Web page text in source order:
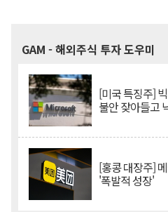
GAM - 해외주식 투자 도우미
[미국 특징주]
불안 잦아들고
[홍콩 대장주]
'폭발적 성장'